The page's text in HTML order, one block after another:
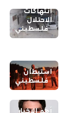
انتهاكات
الاحتلال
فلسطيني
استيطان
فلسطيني
أهم الاخبار